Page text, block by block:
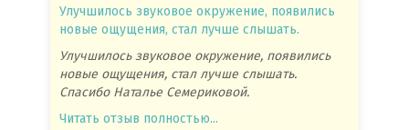
Улучшилось звуковое окружение, появились
новые ощущения, стал лучше слышать.
Улучшилось звуковое окружение, появились
новые ощущения, стал лучше слышать.
Спасибо Наталье Семериковой.
Читать отзыв полностью...